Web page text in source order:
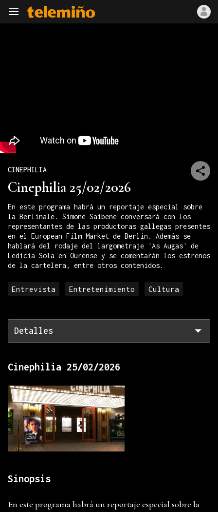
Navegación
CINEPHILIA
Cinephilia 25/02/2026
En este programa habrá un reportaje especial sobre
la Berlinale. Simone Saibene conversará con los
representantes de las productoras gallegas presentes
en el European Film Market de Berlín. Además se
hablará del rodaje del largometraje 'As Augas' de
Ledicia Sola en Ourense y se comentarán los estrenos
de la cartelera, entre otros contenidos.
Entrevista Entretenimiento Cultura
Detalles
Cinephilia 25/02/2026
Sinopsis
En este programa habrá un reportaje especial sobre la